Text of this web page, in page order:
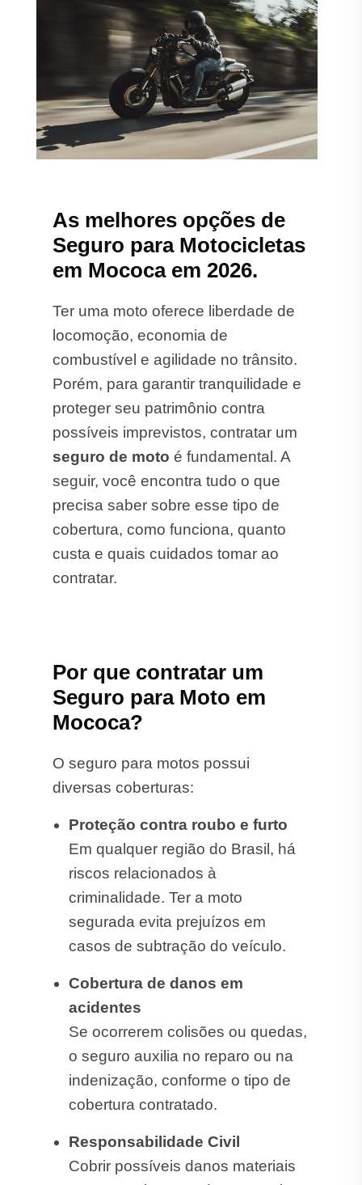
As melhores opções de
Seguro para Motocicletas
em Mococa em 2026.
Ter uma moto oferece liberdade de
locomoção, economia de
combustível e agilidade no trânsito.
Porém, para garantir tranquilidade e
proteger seu patrimônio contra
possíveis imprevistos, contratar um
seguro de moto é fundamental. A
seguir, você encontra tudo o que
precisa saber sobre esse tipo de
cobertura, como funciona, quanto
custa e quais cuidados tomar ao
contratar.
Por que contratar um
Seguro para Moto em
Mococa?
O seguro para motos possui
diversas coberturas:
Proteção contra roubo e furto
Em qualquer região do Brasil, há
riscos relacionados à
criminalidade. Ter a moto
segurada evita prejuízos em
casos de subtração do veículo.
Cobertura de danos em
acidentes
Se ocorrerem colisões ou quedas,
o seguro auxilia no reparo ou na
indenização, conforme o tipo de
cobertura contratado.
Responsabilidade Civil
Cobrir possíveis danos materiais